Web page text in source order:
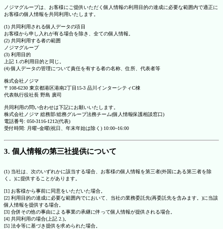
ノジマグループは、お客様にご提供いただく個人情報の利用目的の達成に必要な範囲内で適正に
お客様の個人情報を共同利用いたします。
(1) 共同利用される個人データの項目
お客様から申し入れが有る場合を除き、全ての個人情報。
(2) 共同利用する者の範囲
ノジマグループ
(3) 利用目的
上記 1.の利用目的と同じ。
(4) 個人データの管理について責任を有する者の名称、住所、代表者等
株式会社ノジマ
〒108-6230 東京都港区港南2丁目15-3 品川インターシティC棟
代表執行役社長 野島 廣司
共同利用の問い合わせは下記にお願いいたします。
株式会社ノジマ 総務部/総務グループ法務チーム(個人情報保護相談窓口)
電話番号: 050-3116-1212(代表)
受付時間: 月曜~金曜(祝日、年末年始は除く) 10:00~16:00
3. 個人情報の第三社提供について
(1) 当社は、次のいずれかに該当する場合、お客様の個人情報を第三者(外国にある第三者を除
く。)に提供することがあります。
[1] お客様から事前に同意をいただいた場合。
[2] 利用目的の達成に必要な範囲内でにおいて、当社の業務委託先(再委託先を含みます。)に当該
個人情報を提供する場合。
[3] 合併その他の事由による事業の承継に伴って個人情報が提供される場合。
[4] 共同利用の場合(上記 2.)。
[5] 法令等に基づき提供を求められた場合。